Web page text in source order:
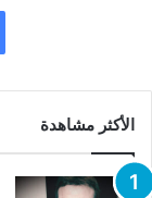
الأكثر مشاهدة